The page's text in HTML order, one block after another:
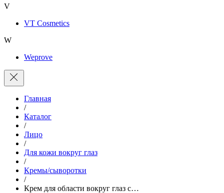
V
VT Cosmetics
W
Weprove
Главная
/
Каталог
/
Лицо
/
Для кожи вокруг глаз
/
Кремы/сыворотки
/
Крем для области вокруг глаз с…